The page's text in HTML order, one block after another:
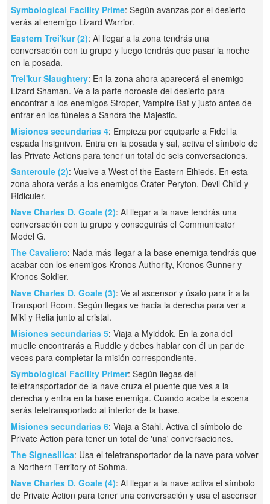
Symbological Facility Prime: Según avanzas por el desierto
verás al enemigo Lizard Warrior.
Eastern Trei'kur (2): Al llegar a la zona tendrás una
conversación con tu grupo y luego tendrás que pasar la noche
en la posada.
Trei'kur Slaughtery: En la zona ahora aparecerá el enemigo
Lizard Shaman. Ve a la parte noroeste del desierto para
encontrar a los enemigos Stroper, Vampire Bat y justo antes de
entrar en los túneles a Sandra the Majestic.
Misiones secundarias 4: Empieza por equiparle a Fidel la
espada Insignivon. Entra en la posada y sal, activa el símbolo de
las Private Actions para tener un total de seis conversaciones.
Santeroule (2): Vuelve a West of the Eastern Eihieds. En esta
zona ahora verás a los enemigos Crater Peryton, Devil Child y
Ridiculer.
Nave Charles D. Goale (2): Al llegar a la nave tendrás una
conversación con tu grupo y conseguirás el Communicator
Model G.
The Cavaliero: Nada más llegar a la base enemiga tendrás que
acabar con los enemigos Kronos Authority, Kronos Gunner y
Kronos Soldier.
Nave Charles D. Goale (3): Ve al ascensor y úsalo para ir a la
Transport Room. Según llegas ve hacia la derecha para ver a
Miki y Relia junto al cristal.
Misiones secundarias 5: Viaja a Myiddok. En la zona del
muelle encontrarás a Ruddle y debes hablar con él un par de
veces para completar la misión correspondiente.
Symbological Facility Primer: Según llegas del
teletransportador de la nave cruza el puente que ves a la
derecha y entra en la base enemiga. Cuando acabe la escena
serás teletransportado al interior de la base.
Misiones secundarias 6: Viaja a Stahl. Activa el símbolo de
Private Action para tener un total de 'una' conversaciones.
The Signesilica: Usa el teletransportador de la nave para volver
a Northern Territory of Sohma.
Nave Charles D. Goale (4): Al llegar a la nave activa el símbolo
de Private Action para tener una conversación y usa el ascensor